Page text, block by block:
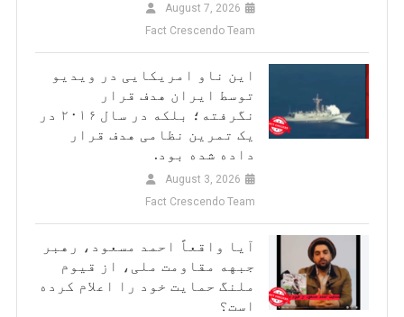
August 7, 2026
Fact Crescendo Team
این ناو امریکایی در ویدیو
توسط ایران هدف قرار
نگرفته؛ بلکه در سال ۲۰۱۶ در
یک تمرین نظامی هدف قرار
داده شده بود.
August 3, 2026
Fact Crescendo Team
آیا واقعاً احمد مسعود، رهبر
جبهه مقاومت ملی، از قیوم
ملنگ حمایت خود را اعلام کرده
است؟